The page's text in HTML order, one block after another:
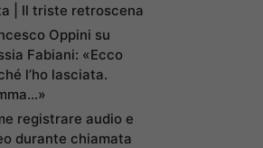
| Il triste retroscena
Oppini su
Fabiani: «Ecco
l’ho lasciata.
registrare audio e
durante chiamata